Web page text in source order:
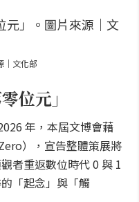
｜文化部
位元」
年，本屆文博會藉
），宣告整體策展將
者重返數位時代 0 與 1
「起念」與「觸